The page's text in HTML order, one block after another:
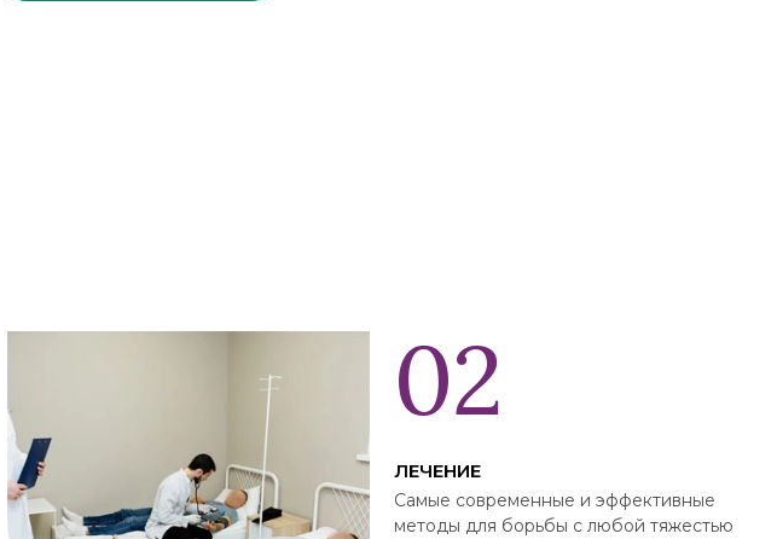
ЛЕЧЕНИЕ
Самые современные и эффективные
методы для борьбы с любой тяжестью